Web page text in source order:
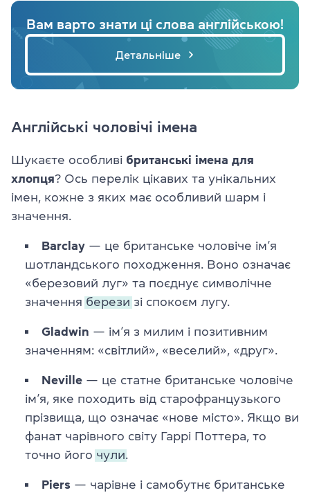
Вам варто знати ці слова англійською!
Детальніше
Англійські чоловічі імена
Шукаєте особливі британські імена для
хлопця? Ось перелік цікавих та унікальних
імен, кожне з яких має особливий шарм і
значення.
Barclay — це британське чоловіче ім’я
шотландського походження. Воно означає
«березовий луг» та поєднує символічне
значення берези зі спокоєм лугу.
Gladwin — ім’я з милим і позитивним
значенням: «світлий», «веселий», «друг».
Neville — це статне британське чоловіче
ім’я, яке походить від старофранцузького
прізвища, що означає «нове місто». Якщо ви
фанат чарівного світу Гаррі Поттера, то
точно його чули.
Piers — чарівне і самобутнє британське